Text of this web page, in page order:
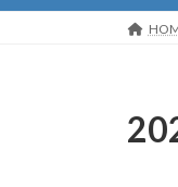
ッ
移